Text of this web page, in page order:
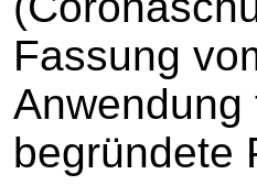
Fassung
Anwendung
begründete